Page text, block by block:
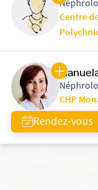
Centre
CHP
Rendez-vous